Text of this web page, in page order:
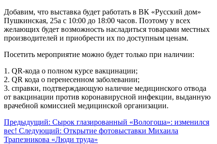
Добавим, что выставка будет работать в ВК «Русский дом»
Пушкинская, 25а с 10:00 до 18:00 часов. Поэтому у всех
желающих будет возможность насладиться товарами местных
производителей и приобрести их по доступным ценам.
Посетить мероприятие можно будет только при наличии:
1. QR-кода о полном курсе вакцинации;
2. QR кода о перенесенном заболевании;
3. справки, подтверждающую наличие медицинского отвода
от вакцинации против коронавирусной инфекции, выданную
врачебной комиссией медицинской организации.
Предыдущий: Сырок глазированный «Вологоша»: изменился
вес! Следующий: Открытие фотовыставки Михаила
Трапезникова «Люди труда»